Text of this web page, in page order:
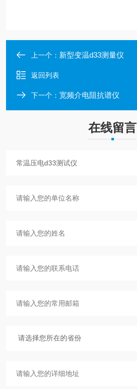
上一个： 新型变温d33测量仪
返回列表
下一个： 宽频介电阻抗谱仪
在线留言